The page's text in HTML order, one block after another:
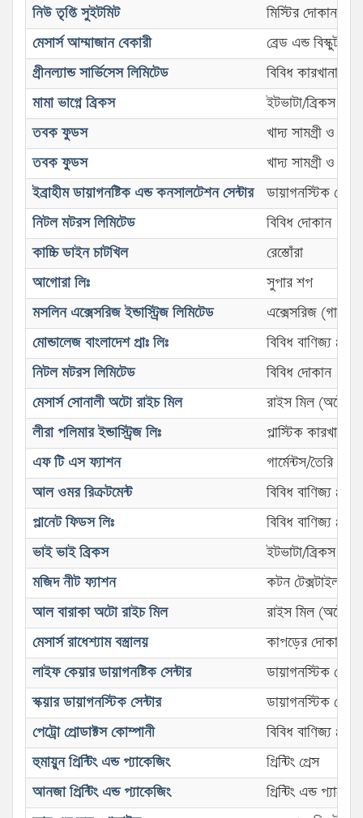
নিউ তৃপ্তি সুইটমিট
মিস্টির দোকান
মেসার্স আম্মাজান বেকারী
ব্রেড এন্ড বিস্কুট
গ্রীনল্যান্ড সার্ভিসেস লিমিটেড
বিবিধ কারখানা
মামা ভাগ্নে ব্রিকস
ইটভাটা/ব্রিকস ফিল্ড
তবক ফুডস
খাদ্য সামগ্রী ও
তবক ফুডস
খাদ্য সামগ্রী ও
ইব্রাহীম ডায়াগনষ্টিক এন্ড কনসালটেশন সেন্টার
ডায়াগনস্টিক
নিটল মটরস লিমিটেড
বিবিধ দোকান
কাচ্চি ডাইন চাটখিল
রেস্তোঁরা
আগোরা লিঃ
সুপার শপ
মসলিন এক্সেসরিজ ইন্ডাস্ট্রিজ লিমিটেড
এক্সেসরিজ
মোন্ডালেজ বাংলাদেশ প্রাঃ লিঃ
বিবিধ বাণিজ্য
নিটল মটরস লিমিটেড
বিবিধ দোকান
মেসার্স সোনালী অটো রাইচ মিল
রাইস মিল (অটো)
লীরা পলিমার ইন্ডাস্ট্রিজ লিঃ
প্লাস্টিক কারখানা
এফ টি এস ফ্যাশন
গার্মেন্টস/তৈরি
আল ওমর রিক্রটমেন্ট
বিবিধ বাণিজ্য
প্লানেট ফিডস লিঃ
বিবিধ বাণিজ্য
ভাই ভাই ব্রিকস
ইটভাটা/ব্রিকস ফিল্ড
মজিদ নীট ফ্যাশন
কটন টেক্সটাইল
আল বারাকা অটো রাইচ মিল
রাইস মিল (অটো)
মেসার্স রাধেশ্যাম বস্ত্রালয়
কাপড়ের দোকান
লাইফ কেয়ার ডায়াগনষ্টিক সেন্টার
ডায়াগনস্টিক
স্কয়ার ডায়াগনস্টিক সেন্টার
ডায়াগনস্টিক
পেট্রো প্রোডাক্টস কোম্পানী
বিবিধ বাণিজ্য
হুমায়ুন প্রিন্টিং এন্ড প্যাকেজিং
প্রিন্টিং প্রেস
আনজা প্রিন্টিং এন্ড প্যাকেজিং
প্রিন্টিং এন্ড